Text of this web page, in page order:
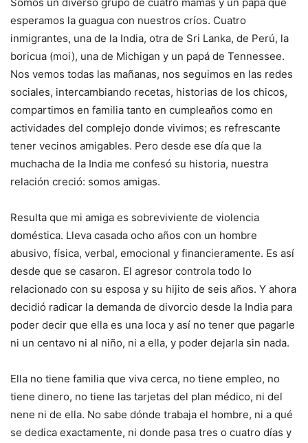
esperamos la guagua con nuestros críos. Cuatro
inmigrantes, una de la India, otra de Sri Lanka, de Perú, la
boricua (moi), una de Michigan y un papá de Tennessee.
Nos vemos todas las mañanas, nos seguimos en las redes
sociales, intercambiando recetas, historias de los chicos,
compartimos en familia tanto en cumpleaños como en
actividades del complejo donde vivimos; es refrescante
tener vecinos amigables. Pero desde ese día que la
muchacha de la India me confesó su historia, nuestra
relación creció: somos amigas.
Resulta que mi amiga es sobreviviente de violencia
doméstica. Lleva casada ocho años con un hombre
abusivo, física, verbal, emocional y financieramente. Es así
desde que se casaron. El agresor controla todo lo
relacionado con su esposa y su hijito de seis años. Y ahora
decidió radicar la demanda de divorcio desde la India para
poder decir que ella es una loca y así no tener que pagarle
ni un centavo ni al niño, ni a ella, y poder dejarla sin nada.
Ella no tiene familia que viva cerca, no tiene empleo, no
tiene dinero, no tiene las tarjetas del plan médico, ni del
nene ni de ella. No sabe dónde trabaja el hombre, ni a qué
se dedica exactamente, ni donde pasa tres o cuatro días y